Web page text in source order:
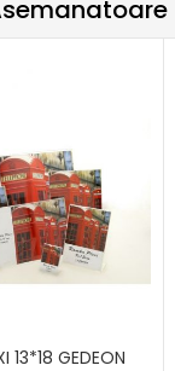
13*18 GEDEON